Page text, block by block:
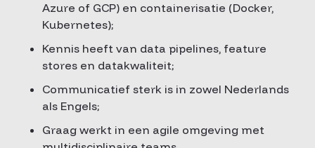
Azure of GCP) en containerisatie (Docker,
Kubernetes);
Kennis heeft van data pipelines, feature
stores en datakwaliteit;
Communicatief sterk is in zowel Nederlands
als Engels;
Graag werkt in een agile omgeving met